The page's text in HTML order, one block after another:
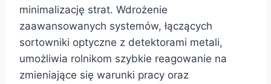
minimalizację strat. Wdrożenie
zaawansowanych systemów, łączących
sortowniki optyczne z detektorami metali,
umożliwia rolnikom szybkie reagowanie na
zmieniające się warunki pracy oraz